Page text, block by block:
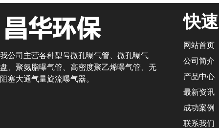
我公司主营各种型号微孔曝气管、微孔曝气
盘、聚氨脂曝气管、高密度聚乙烯曝气管、无
阻塞大通气量旋流曝气器。
快
网站首页
公司简介
产品中心
最新资讯
成功案例
联系我们